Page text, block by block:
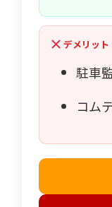
デメリット
駐車
コム